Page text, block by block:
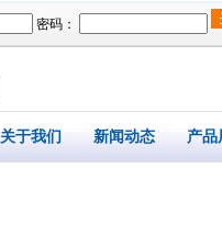
密码：
关于我们 新闻动态 产品